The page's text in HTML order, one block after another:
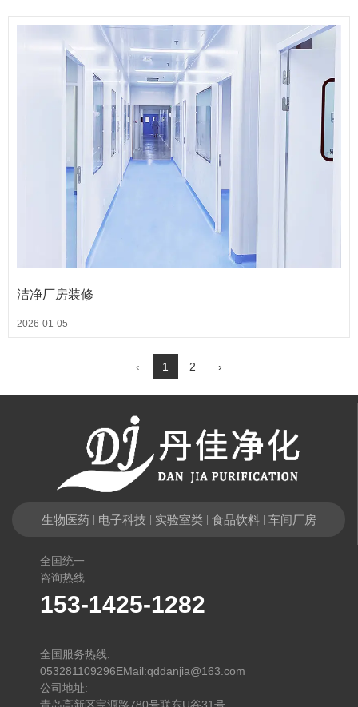
洁净厂房装修
2026-01-05
‹ 1 2 ›
生物医药 | 电子科技 | 实验室类 | 食品饮料 | 车间厂房
全国统一
咨询热线
153-1425-1282
全国服务热线:
053281109296EMail:qddanjia@163.com
公司地址:
青岛高新区宝源路780号联东U谷31号